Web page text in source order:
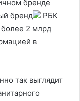
бренде
бренд
РБК
2 млрд
в
так выглядит